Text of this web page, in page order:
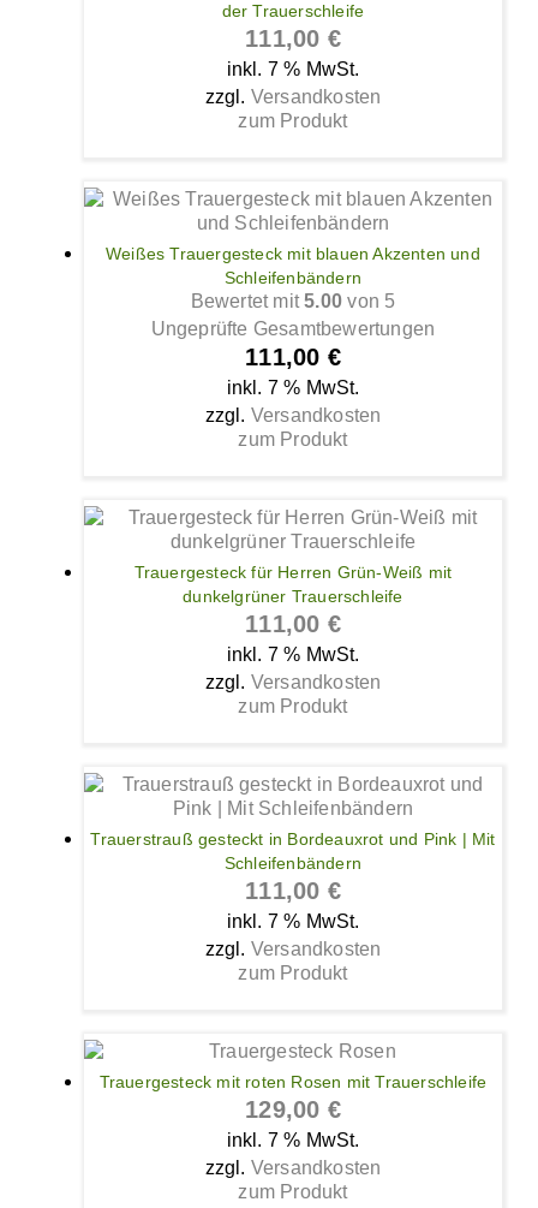
der Trauerschleife
111,00 €
inkl. 7 % MwSt.
zzgl. Versandkosten
zum Produkt
Weißes Trauergesteck mit blauen Akzenten und
Schleifenbändern
Bewertet mit5.00 von 5
Ungeprüfte Gesamtbewertungen
111,00 €
inkl. 7 % MwSt.
zzgl. Versandkosten
zum Produkt
Trauergesteck für Herren Grün-Weiß mit
dunkelgrüner Trauerschleife
111,00 €
inkl. 7 % MwSt.
zzgl. Versandkosten
zum Produkt
Trauerstrauß gesteckt in Bordeauxrot und Pink | Mit
Schleifenbändern
111,00 €
inkl. 7 % MwSt.
zzgl. Versandkosten
zum Produkt
Trauergesteck mit roten Rosen mit Trauerschleife
129,00 €
inkl. 7 % MwSt.
zzgl. Versandkosten
zum Produkt